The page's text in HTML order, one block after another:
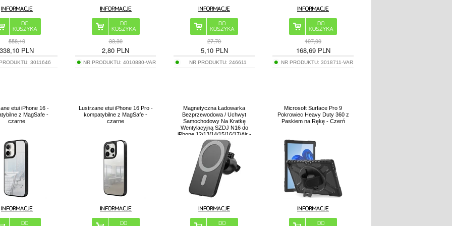
558,10
338,10 PLN
3011646
33,30
2,80 PLN
NR PRODUKTU: 4010880-VAR
27,70
5,10PLN
NR PRODUKTU:246611
197,00
168,69PLN
NR PRODUKTU: 3018711-VAR
etui iPhone 16 -
z MagSafe -
czarne
Lustrzane etui iPhone 16 Pro -
kompatybilne z MagSafe -
czarne
Magnetyczna Ładowarka
Bezprzewodowa / Uchwyt
Samochodowy Na Kratkę
Wentylacyjną SZDJ N16 do
iPhone 12/13/14/15/16/17/Air -
15W
Microsoft Surface Pro 9
Pokrowiec Heavy Duty 360 z
Paskiem na Rękę - Czerń